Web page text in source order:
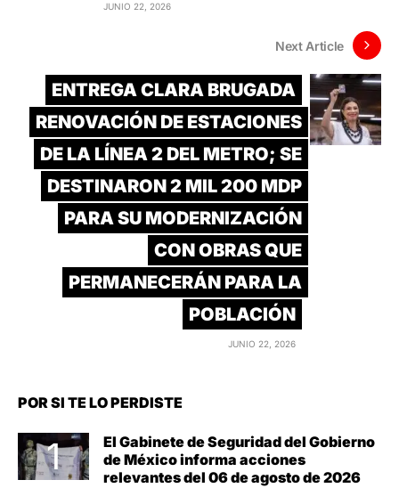
JUNIO 22, 2026
Next Article
ENTREGA CLARA BRUGADA
RENOVACIÓN DE ESTACIONES
DE LA LÍNEA 2 DEL METRO; SE
DESTINARON 2 MIL 200 MDP
PARA SU MODERNIZACIÓN
CON OBRAS QUE
PERMANECERÁN PARA LA
POBLACIÓN
JUNIO 22, 2026
POR SI TE LO PERDISTE
El Gabinete de Seguridad del Gobierno
de México informa acciones
relevantes del 06 de agosto de 2026